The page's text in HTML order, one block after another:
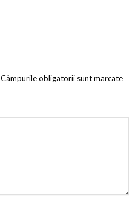
Câmpurile obligatorii sunt marcate